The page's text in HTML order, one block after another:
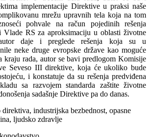
implementacije Direktive u praksi naše
mrežu upravnih tela koja na tom
pohvale na račun pojedinih rešenja
Vlade RS za aproksimaciju u oblasti životne
daje i preglede rešenja koja su u
neke druge evropske države kao moguće
kraju rada, autor se bavi predlogom Komisije
Seveso III direktive, koja će ukoliko bude
i konstatuje da su rešenja predviđena
sa razvojem standarda zaštite životne
sadašnje Direktive pa do danas.
direktiva, industrijska bezbednost, opasne
ljudsko zdravlje